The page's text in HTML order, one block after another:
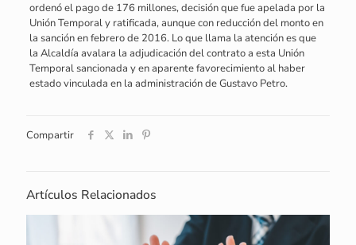
ordenó el pago de 176 millones, decisión que fue apelada por la
Unión Temporal y ratificada, aunque con reducción del monto en
la sanción en febrero de 2016. Lo que llama la atención es que
la Alcaldía avalara la adjudicación del contrato a esta Unión
Temporal sancionada y en aparente favorecimiento al haber
estado vinculada en la administración de Gustavo Petro.
Compartir
Artículos Relacionados